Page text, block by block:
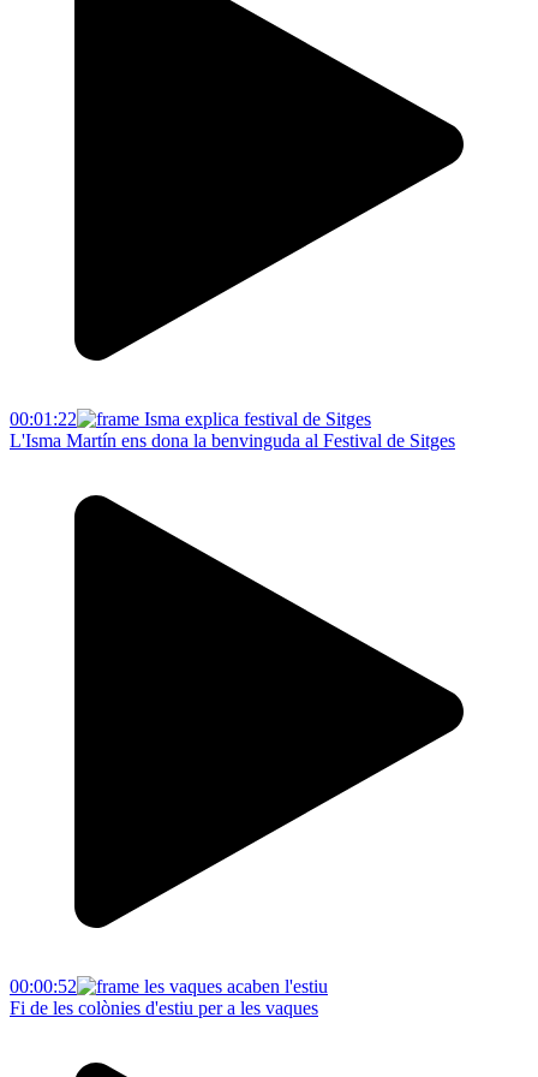
00:01:22
L'Isma Martín ens dona la benvinguda al Festival de Sitges
00:00:52
Fi de les colònies d'estiu per a les vaques